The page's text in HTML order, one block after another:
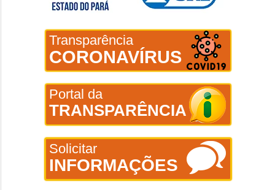
Transparência
CORONAVÍRUS
Portal da
TRANSPARÊNCIA
Solicitar
INFORMAÇÕES